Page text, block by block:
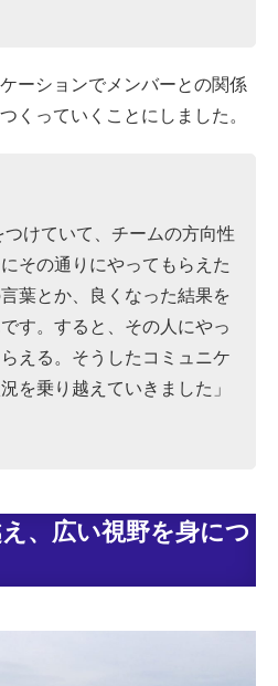
ーションでメンバーとの関係
くっていくことにしました。
つけていて、チームの方向性
その通りにやってもらえた
葉とか、良くなった結果を
す。すると、その人にやっ
える。そうしたコミュニケ
を乗り越えていきました」
、広い視野を身につ